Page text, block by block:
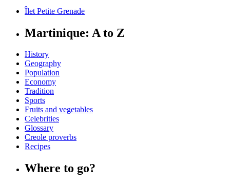
Îlet Petite Grenade
Martinique: A to Z
History
Geography
Population
Economy
Tradition
Sports
Fruits and vegetables
Celebrities
Glossary
Creole proverbs
Recipes
Where to go?